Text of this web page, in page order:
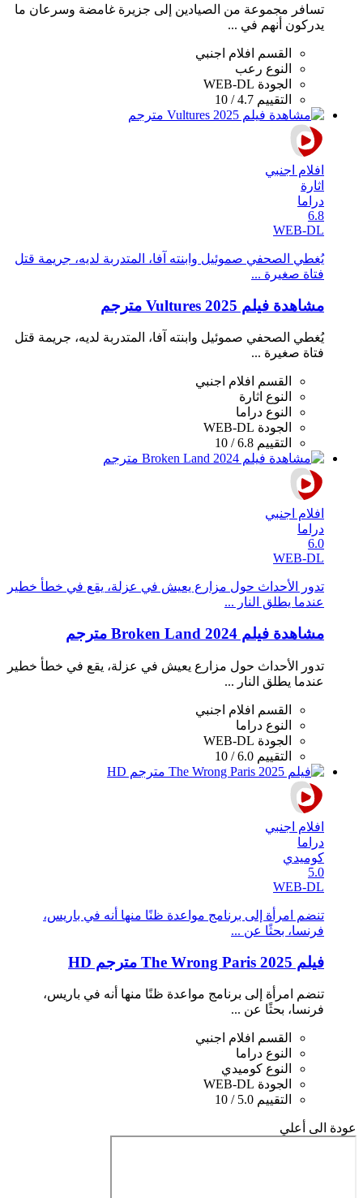
تسافر مجموعة من الصيادين إلى جزيرة غامضة وسرعان ما
يدركون أنهم في ...
القسم
افلام اجنبي
النوع رعب
الجودة WEB-DL
التقييم 4.7 / 10
افلام اجنبي
اثارة
دراما
6.8
WEB-DL
يُغطي الصحفي صموئيل وابنته آفا، المتدربة لديه، جريمة قتل
فتاة صغيرة ...
مشاهدة فيلم Vultures 2025 مترجم
يُغطي الصحفي صموئيل وابنته آفا، المتدربة لديه، جريمة قتل
فتاة صغيرة ...
القسم افلام اجنبي
النوع اثارة
النوع دراما
الجودة WEB-DL
التقييم 6.8 / 10
افلام اجنبي
دراما
6.0
WEB-DL
تدور الأحداث حول مزارع يعيش في عزلة، يقع في خطأ خطير
عندما يطلق النار ...
مشاهدة فيلم Broken Land 2024 مترجم
تدور الأحداث حول مزارع يعيش في عزلة، يقع في خطأ خطير
عندما يطلق النار ...
القسم
افلام اجنبي
النوع دراما
الجودة WEB-DL
التقييم 6.0 / 10
افلام اجنبي
دراما
كوميدي
5.0
WEB-DL
تنضم امرأة إلى برنامج مواعدة ظنًا منها أنه في باريس،
فرنسا، بحثًا عن ...
فيلم The Wrong Paris 2025 مترجم HD
تنضم امرأة إلى برنامج مواعدة ظنًا منها أنه في باريس،
فرنسا، بحثًا عن ...
القسم
افلام اجنبي
النوع دراما
النوع كوميدي
الجودة WEB-DL
التقييم 5.0 / 10
عودة الى أعلي